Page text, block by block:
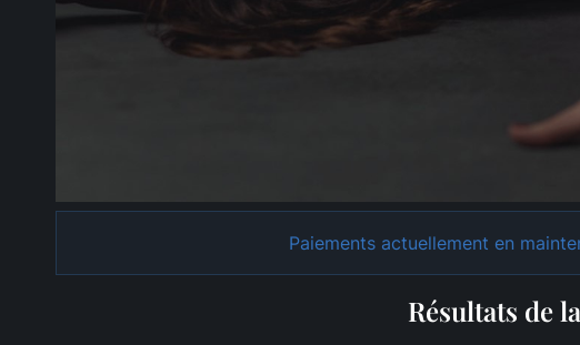
Paiements actuellement en
Résultats de